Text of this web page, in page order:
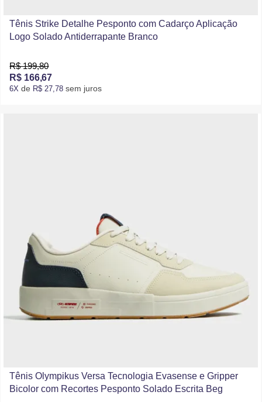
Tênis Strike Detalhe Pesponto com Cadarço Aplicação
Logo Solado Antiderrapante Branco
R$ 199,80
R$ 166,67
6X de R$ 27,78 sem juros
Tênis Olympikus Versa Tecnologia Evasense e Gripper
Bicolor com Recortes Pesponto Solado Escrita Beg